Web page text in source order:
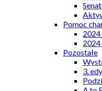
Pomoc
2024
2024
Pozostałe
3.